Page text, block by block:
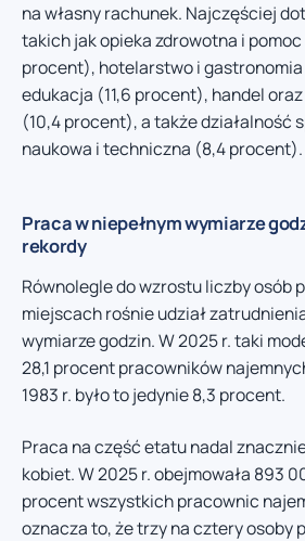
na własny rachunek. Najczęściej
takich jak opieka zdrowotna i pomoc
procent), hotelarstwo i gastronomia
edukacja (11,6 procent), handel
(10,4 procent), a także działalność
naukowa i techniczna (8,4 procent).
Praca w niepełnym wymiarze
rekordy
Równolegle do wzrostu liczby osób
miejscach rośnie udział
wymiarze godzin. W 2025 r. taki
28,1 procent pracowników
1983 r. było to jedynie 8,3 procent.
Praca na część etatu nadal
kobiet. W 2025 r. obejmowała 893
procent wszystkich pracownic
oznacza to, że trzy na cztery osoby